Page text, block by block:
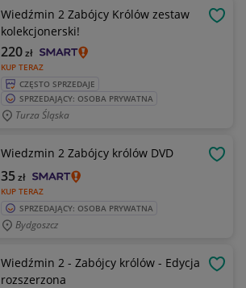
Wiedźmin 2 Zabójcy Królów zestaw
kolekcjonerski!
KUP TERAZ
220zł
CZĘSTO SPRZEDAJE
SPRZEDAJĄCY: OSOBA PRYWATNA
Turza Śląska
Wiedzmin 2 Zabójcy królów DVD
KUP TERAZ
35zł
SPRZEDAJĄCY: OSOBA PRYWATNA
Bydgoszcz
Wiedźmin 2 - Zabójcy królów - Edycja
rozszerzona